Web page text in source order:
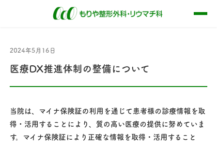
2024年5月16日
医療DX推進体制の整備について
当院は、マイナ保険証の利用を通じて患者様の診療情報を取
得・活用することにより、質の高い医療の提供に努めていま
す。マイナ保険証により正確な情報を取得・活用すること